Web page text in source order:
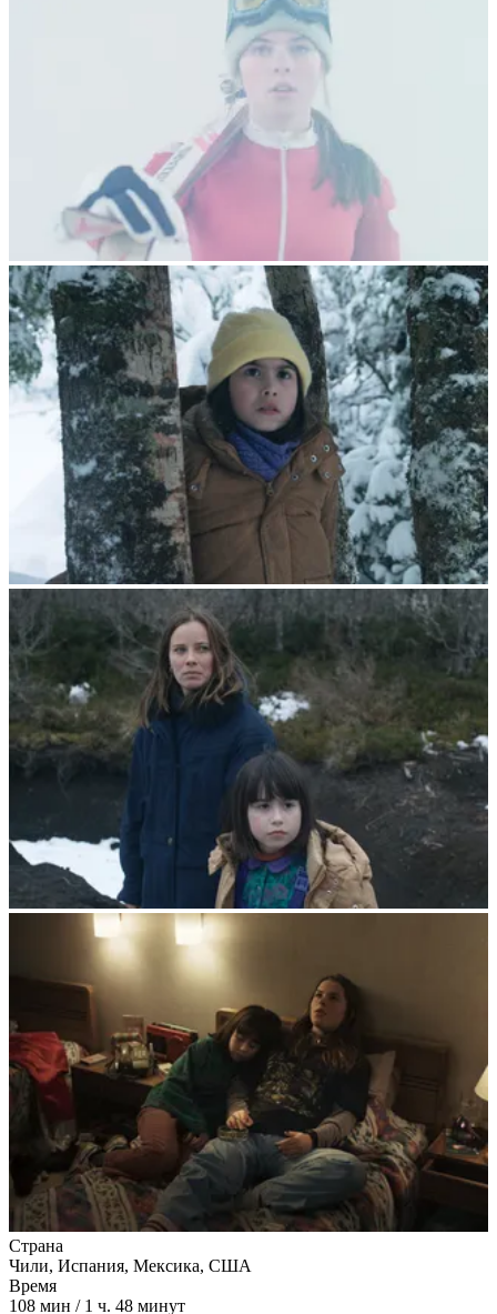
Страна
Чили, Испания, Мексика, США
Время
108 мин / 1 ч. 48 минут